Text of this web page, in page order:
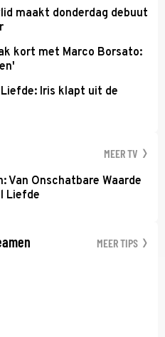
maakt donderdag debuut
kort met Marco Borsato:
Iris klapt uit de
MEER TV
Van Onschatbare Waarde
Liefde
MEER TIPS